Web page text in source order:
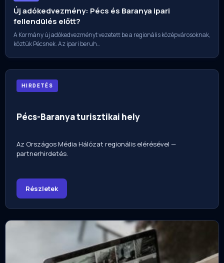
Új adókedvezmény: Pécs és Baranya ipari
fellendülés előtt?
A Kormány új adókedvezményt vezetett be a regionális középvárosoknak,
köztük Pécsnek. Az ipari beruh…
HIRDETÉS
Pécs-Baranya turisztikai hely
Az Országos Média Hálózat regionális elérésével —
partnerhirdetés.
Részletek